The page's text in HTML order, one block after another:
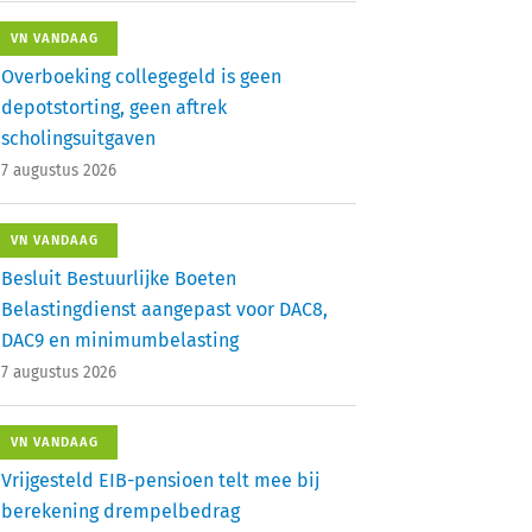
VN VANDAAG
Overboeking collegegeld is geen
depotstorting, geen aftrek
scholingsuitgaven
7 augustus 2026
VN VANDAAG
Besluit Bestuurlijke Boeten
Belastingdienst aangepast voor DAC8,
DAC9 en minimumbelasting
7 augustus 2026
VN VANDAAG
Vrijgesteld EIB-pensioen telt mee bij
berekening drempelbedrag